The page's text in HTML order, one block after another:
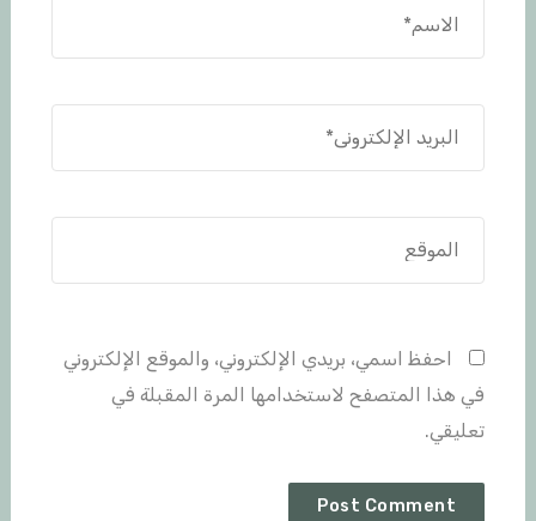
الإلكتروني*
احفظ اسمي، بريدي الإلكتروني، والموقع الإلكتروني
في هذا المتصفح لاستخدامها المرة المقبلة في
تعليقي.